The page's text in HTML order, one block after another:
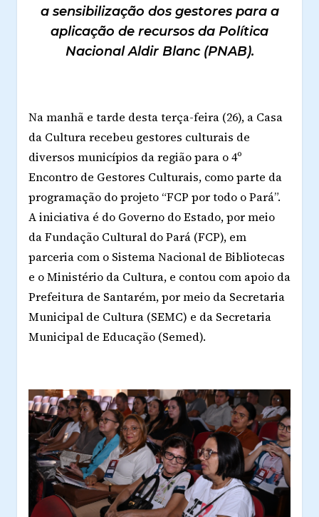
a sensibilização dos gestores para a
aplicação de recursos da Política
Nacional Aldir Blanc (PNAB).
Na manhã e tarde desta terça-feira (26), a Casa
da Cultura recebeu gestores culturais de
diversos municípios da região para o 4º
Encontro de Gestores Culturais, como parte da
programação do projeto “FCP por todo o Pará”.
A iniciativa é do Governo do Estado, por meio
da Fundação Cultural do Pará (FCP), em
parceria com o Sistema Nacional de Bibliotecas
e o Ministério da Cultura, e contou com apoio da
Prefeitura de Santarém, por meio da Secretaria
Municipal de Cultura (SEMC) e da Secretaria
Municipal de Educação (Semed).